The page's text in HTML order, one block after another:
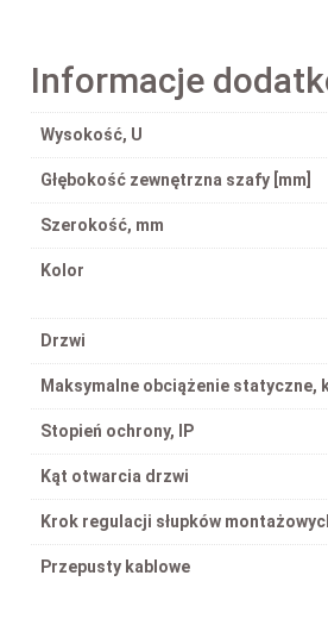
Informacje
Wysokość, U
Głębokość zewnętrzna szafy [mm]
Szerokość, mm
Kolor
Drzwi
Maksymalne obciążenie statyczne,
Stopień ochrony, IP
Kąt otwarcia drzwi
Krok regulacji słupków
Przepusty kablowe